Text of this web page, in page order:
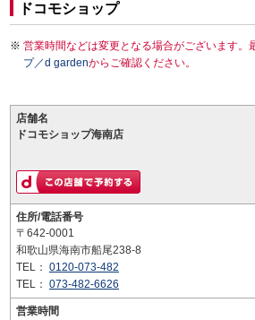
ドコモショップ
営業時間などは変更となる場合がございます。
プ／d gardenからご確認ください。
店舗名
ドコモショップ海南店
住所/電話番号
〒642-0001
和歌山県海南市船尾238-8
TEL： 0120-073-482
TEL： 073-482-6626
営業時間